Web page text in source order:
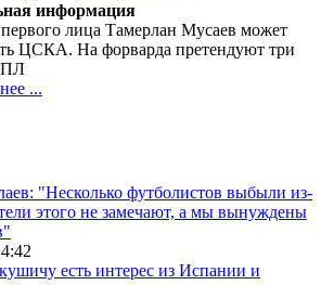
информация
лица Тамерлан Мусаев может
ЦСКА. На форварда претендуют три
...
"Несколько футболистов выбыли из-
этого не замечают, а мы вынуждены
есть интерес из Испании и